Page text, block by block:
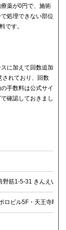
薬が0円で、施術
処理できない部位
です。
に加えて回数追加
れており、回数
手数料は公式サイ
確認しておきまし
筋1-5-31 きんえいア
ロビル5F・天王寺駅前